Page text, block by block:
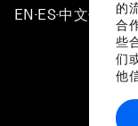
的
合
些
们
他
EN ▪ES▪中文▪ 日本語